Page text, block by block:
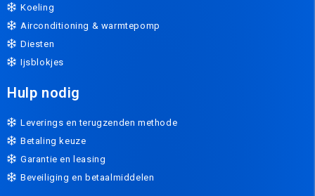
Koeling
Airconditioning & warmtepomp
Diesten
Ijsblokjes
Hulp nodig
Leverings en terugzenden methode
Betaling keuze
Garantie en leasing
Beveiliging en betaalmiddelen